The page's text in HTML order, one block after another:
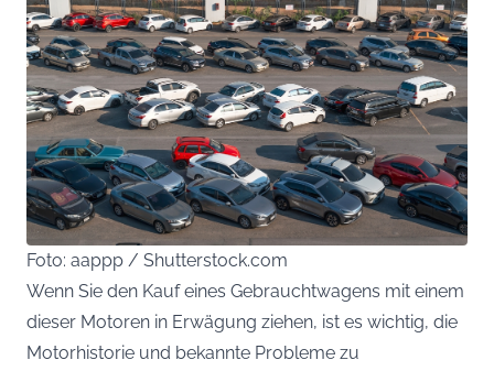
Foto: aappp / Shutterstock.com
Wenn Sie den Kauf eines Gebrauchtwagens mit einem
dieser Motoren in Erwägung ziehen, ist es wichtig, die
Motorhistorie und bekannte Probleme zu